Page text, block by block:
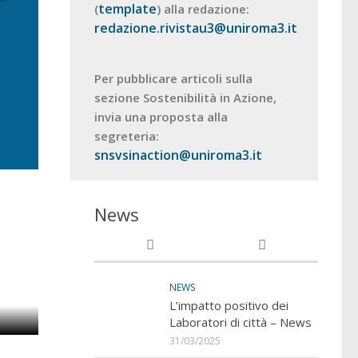
(template) alla redazione:
redazione.rivistau3@uniroma3.it
Per pubblicare articoli sulla
sezione Sostenibilità in Azione,
invia una proposta alla
segreteria:
snsvsinaction@uniroma3.it
News
NEWS
L’impatto positivo dei
Laboratori di città – News
31/03/2025